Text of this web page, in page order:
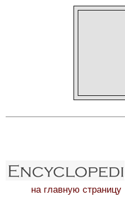
на главную страницу